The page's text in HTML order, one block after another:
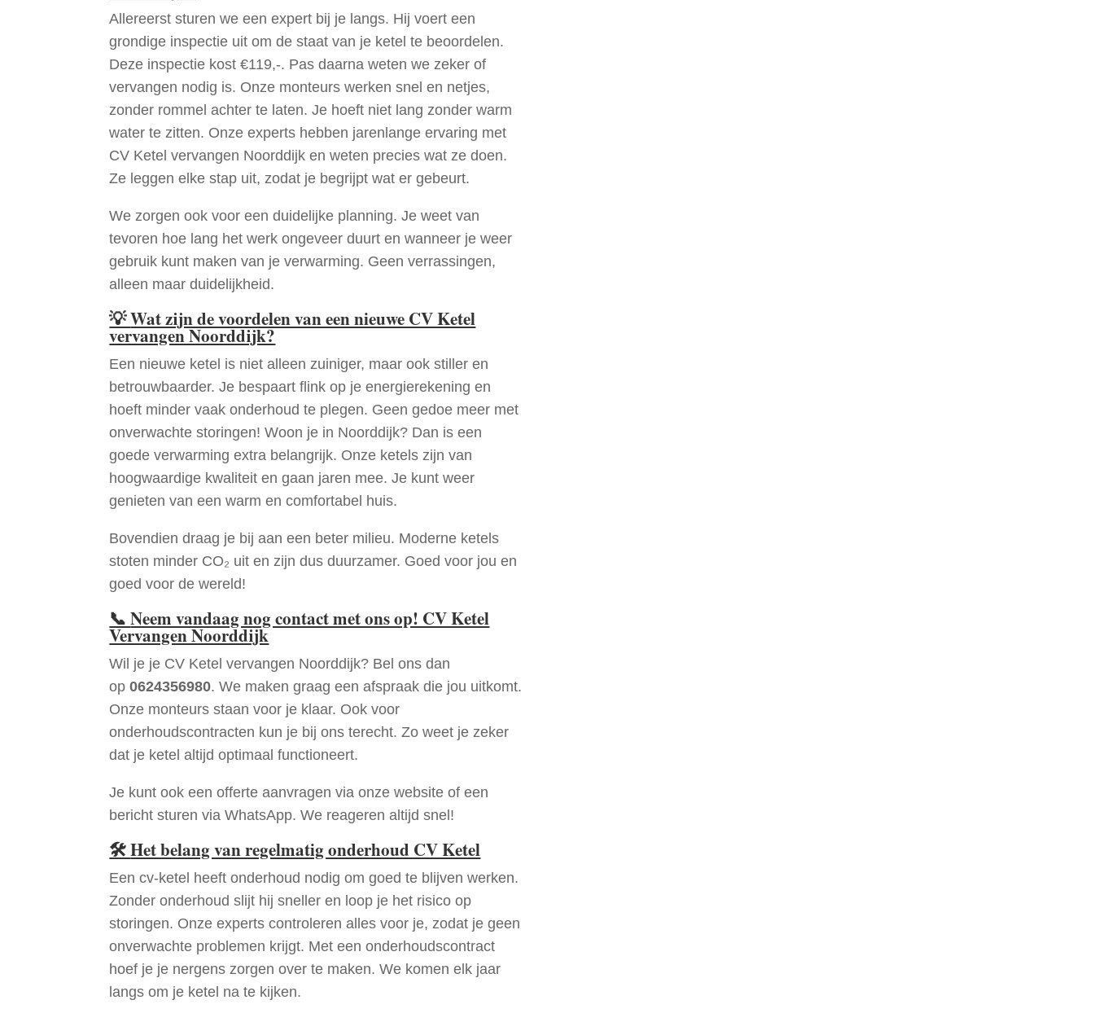
Allereerst sturen we een expert bij je langs. Hij voert een
grondige inspectie uit om de staat van je ketel te beoordelen.
Deze inspectie kost €119,-. Pas daarna weten we zeker of
vervangen nodig is. Onze monteurs werken snel en netjes,
zonder rommel achter te laten. Je hoeft niet lang zonder warm
water te zitten. Onze experts hebben jarenlange ervaring met
CV Ketel vervangen Noorddijk en weten precies wat ze doen.
Ze leggen elke stap uit, zodat je begrijpt wat er gebeurt.
We zorgen ook voor een duidelijke planning. Je weet van
tevoren hoe lang het werk ongeveer duurt en wanneer je weer
gebruik kunt maken van je verwarming. Geen verrassingen,
alleen maar duidelijkheid.
💡Wat zijn de voordelen van een nieuwe CV Ketel
vervangen Noorddijk?
Een nieuwe ketel is niet alleen zuiniger, maar ook stiller en
betrouwbaarder. Je bespaart flink op je energierekening en
hoeft minder vaak onderhoud te plegen. Geen gedoe meer met
onverwachte storingen! Woon je in Noorddijk? Dan is een
goede verwarming extra belangrijk. Onze ketels zijn van
hoogwaardige kwaliteit en gaan jaren mee. Je kunt weer
genieten van een warm en comfortabel huis.
Bovendien draag je bij aan een beter milieu. Moderne ketels
stoten minder CO₂ uit en zijn dus duurzamer. Goed voor jou en
goed voor de wereld!
📞Neem vandaag nog contact met ons op! CV Ketel
Vervangen Noorddijk
Wil je je CV Ketel vervangen Noorddijk? Bel ons dan
op0624356980. We maken graag een afspraak die jou uitkomt.
Onze monteurs staan voor je klaar. Ook voor
onderhoudscontracten kun je bij ons terecht. Zo weet je zeker
dat je ketel altijd optimaal functioneert.
Je kunt ook een offerte aanvragen via onze website of een
bericht sturen via WhatsApp. We reageren altijd snel!
🛠Het belang van regelmatig onderhoud CV Ketel
Een cv-ketel heeft onderhoud nodig om goed te blijven werken.
Zonder onderhoud slijt hij sneller en loop je het risico op
storingen. Onze experts controleren alles voor je, zodat je geen
onverwachte problemen krijgt. Met een onderhoudscontract
hoef je je nergens zorgen over te maken. We komen elk jaar
langs om je ketel na te kijken.